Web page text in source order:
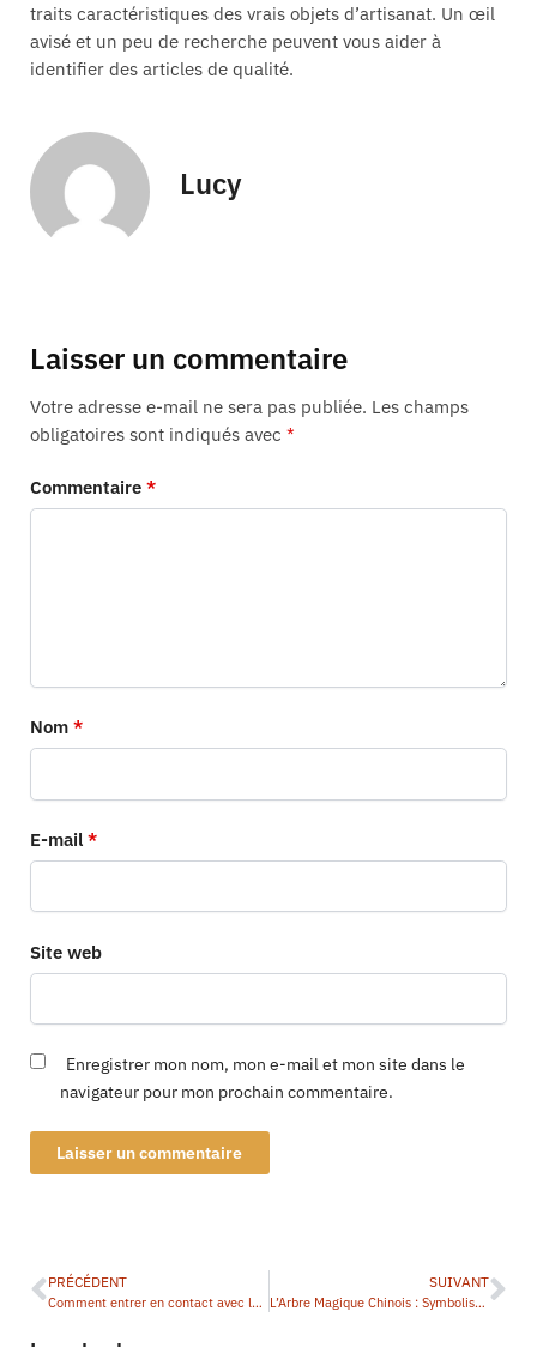
traits caractéristiques des vrais objets d’artisanat. Un œil
avisé et un peu de recherche peuvent vous aider à
identifier des articles de qualité.
Lucy
Laisser un commentaire
Votre adresse e-mail ne sera pas publiée. Les champs
obligatoires sont indiqués avec *
Commentaire *
Nom *
E-mail *
Site web
Enregistrer mon nom, mon e-mail et mon site dans le
navigateur pour mon prochain commentaire.
PRÉCÉDENT
Comment entrer en contact avec les fournisseurs chinois ?
SUIVANT
L’Arbre Magique Chinois : Symbolisme, Mythologie et Signification Culturelle